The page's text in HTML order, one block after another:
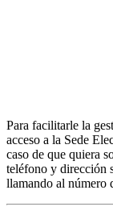
Para facilitarle la
acceso a la Sede
caso de que quiera
teléfono y dirección
llamando al número